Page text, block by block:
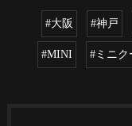
#大阪 #神戸
#MINI #ミニク